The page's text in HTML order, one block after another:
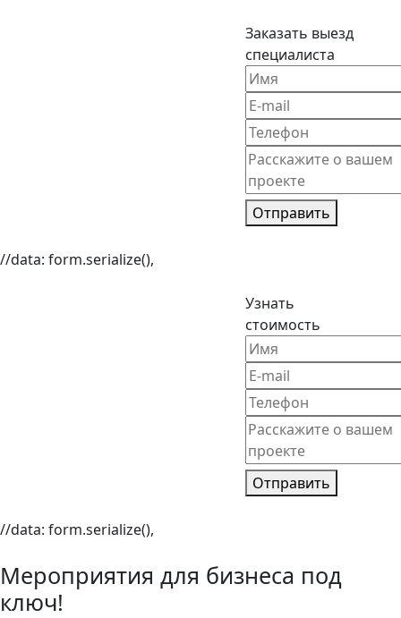
Заказать выезд
специалиста
Отправить
//data: form.serialize(),
Узнать
стоимость
Отправить
//data: form.serialize(),
Мероприятия для бизнеса под
ключ!